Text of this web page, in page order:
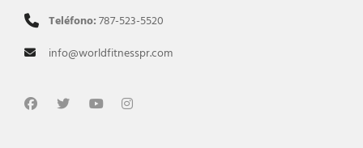
Teléfono:787-523-5520
info@worldfitnesspr.com